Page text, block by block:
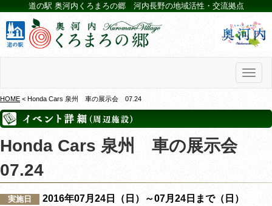
道の駅 奥河内くろまろの郷 河内長野の地域活性・交流拠点
HOME < Honda Cars 泉州 車の展示会 07.24
Honda Cars 泉州 車の展示会
07.24
実施日 2016年07月24日（日）～07月24日まで（日）